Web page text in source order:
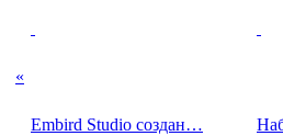
«
Еmbird Studio создан…